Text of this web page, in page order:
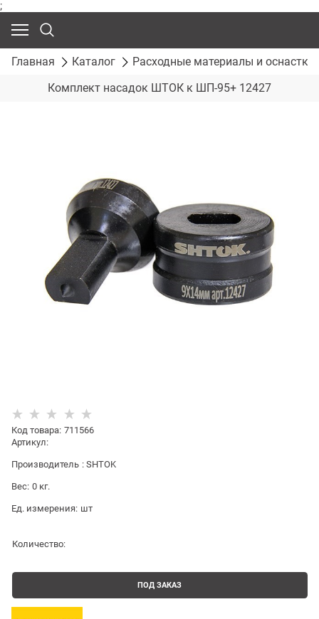
;
Главная Каталог
Расходные материалы и оснастка
Комплект насадок ШТОК к ШП-95+ 12427
Код товара: 711566
Артикул:
Производитель : SHTOK
Вес: 0 кг.
Ед. измерения: шт
Количество:
ПОД ЗАКАЗ